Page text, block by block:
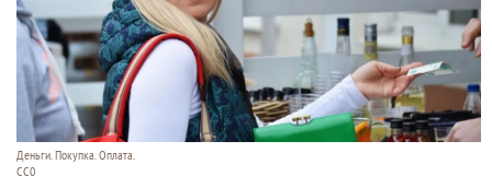
Деньги. Покупка. Оплата.
СС0